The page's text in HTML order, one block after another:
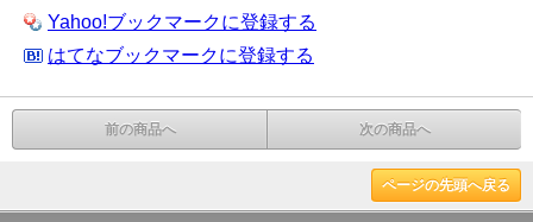
Yahoo!ブックマークに登録する
はてなブックマークに登録する
前の商品へ 次の商品へ
ページの先頭へ戻る